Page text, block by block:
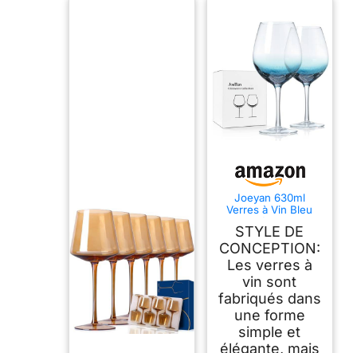
Joeyan 630ml
Verres à Vin Bleu
Verre à Vin Cristal
Soufflé à la Main -
Verres à Pied pour la
Maison, la fête, Le
Restaurant - Idée
Cadeau pour
Homme, Femme
STYLE DE
CONCEPTION:
Les verres à
vin sont
fabriqués dans
une forme
simple et
élégante, mais